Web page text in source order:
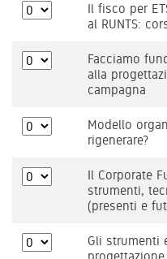
Il fisco per
al RUNTS:
Facciamo
alla
campagna
Modello
rigenerare?
Il Corporate
strumenti,
(presenti e
Gli strumenti